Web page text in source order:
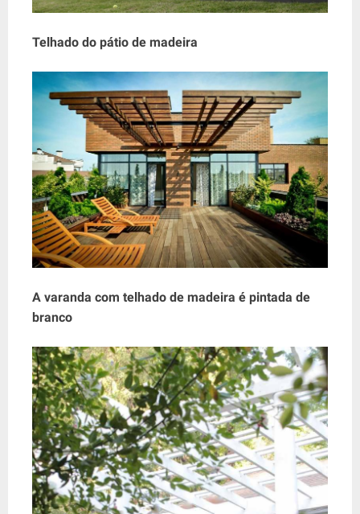
Telhado do pátio de madeira
A varanda com telhado de madeira é pintada de
branco